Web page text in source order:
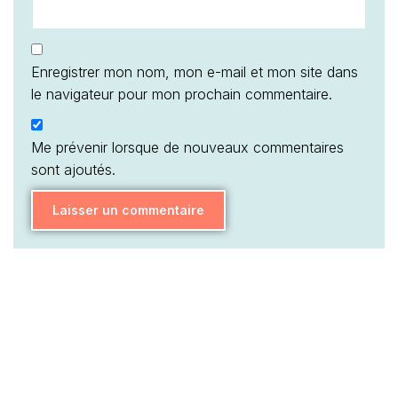
Enregistrer mon nom, mon e-mail et mon site dans
le navigateur pour mon prochain commentaire.
Me prévenir lorsque de nouveaux commentaires
sont ajoutés.